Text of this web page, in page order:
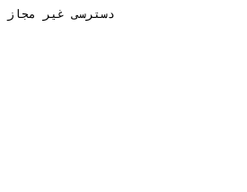
دسترسی غیر مجاز